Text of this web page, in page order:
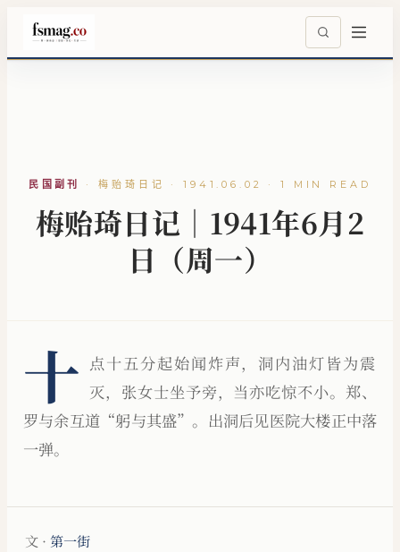
民国副刊 ·梅贻琦日记 · 1941.06.02 · 1 MIN READ
梅贻琦日记｜1941年6月2
日（周一）
十 点十五分起始闻炸声，洞内油灯皆为震
灭，张女士坐予旁，当亦吃惊不小。郑、
罗与余互道“躬与其盛”。出洞后见医院大楼正中落
一弹。
文 · 第一街